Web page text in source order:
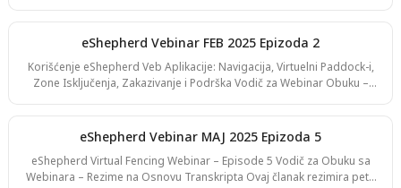
Rob Reainsa, koji je podelio svoje praktično iskustvo korišćenja
eShepherd virtuelne ograde na velikim površinama suvog i
navodnjavanog ratarskog zemljišta. Teme su uključivale kontekst
farme, korišćenje neograđenih po
eShepherd Vebinar FEB 2025 Epizoda 2
Korišćenje eShepherd Veb Aplikacije: Navigacija, Virtuelni Paddock-i,
Zone Isključenja, Zakazivanje i Podrška Vodič za Webinar Obuku –
kako da se krećete kroz eShepherd Veb Aplikaciju, kako da kreirate i
upravljate virtuelnim paddock-ima, dizajnirate zone isključenja,
zakazujete rotacije, efikasno obučavate životinje i pristupate
resursima podrške.
eShepherd Vebinar MAJ 2025 Epizoda 5
eShepherd Virtual Fencing Webinar – Episode 5 Vodič za Obuku sa
Webinara – Rezime na Osnovu Transkripta Ovaj članak rezimira petu